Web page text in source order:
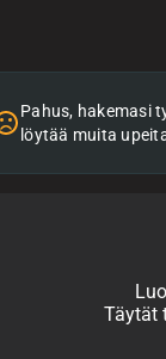
Pahus, hakemasi
löytää muita
Täytät